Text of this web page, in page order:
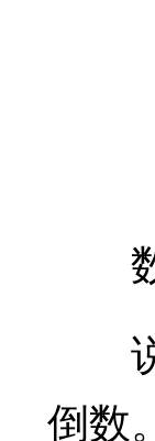
数
说
倒数。